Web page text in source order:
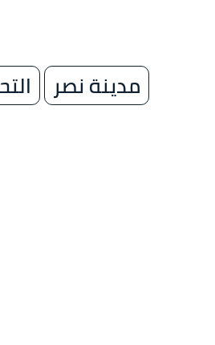
مدينة نصر